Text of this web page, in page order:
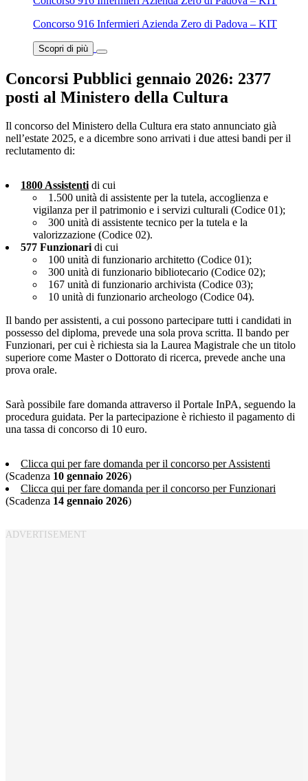
Concorso 916 Infermieri Azienda Zero di Padova – KIT
Scopri di più
Concorsi Pubblici gennaio 2026: 2377
posti al Ministero della Cultura
Il concorso del Ministero della Cultura era stato annunciato già
nell’estate 2025, e a dicembre sono arrivati i due attesi bandi per il
reclutamento di:
1800 Assistentidi cui
1.500 unità di assistente per la tutela, accoglienza e
vigilanza per il patrimonio e i servizi culturali (Codice 01);
300 unità di assistente tecnico per la tutela e la
valorizzazione (Codice 02).
577 Funzionaridi cui
100 unità di funzionario architetto (Codice 01);
300 unità di funzionario bibliotecario (Codice 02);
167 unità di funzionario archivista (Codice 03);
10 unità di funzionario archeologo (Codice 04).
Il bando per assistenti, a cui possono partecipare tutti i candidati in
possesso del diploma, prevede una sola prova scritta. Il bando per
Funzionari, per cui è richiesta sia la Laurea Magistrale che un titolo
superiore come Master o Dottorato di ricerca, prevede anche una
prova orale.
Sarà possibile fare domanda attraverso il Portale InPA, seguendo la
procedura guidata. Per la partecipazione è richiesto il pagamento di
una tassa di concorso di 10 euro.
Clicca qui per fare domanda per il concorso per Assistenti
(Scadenza 10 gennaio 2026)
Clicca qui per fare domanda per il concorso per Funzionari
(Scadenza 14 gennaio 2026)